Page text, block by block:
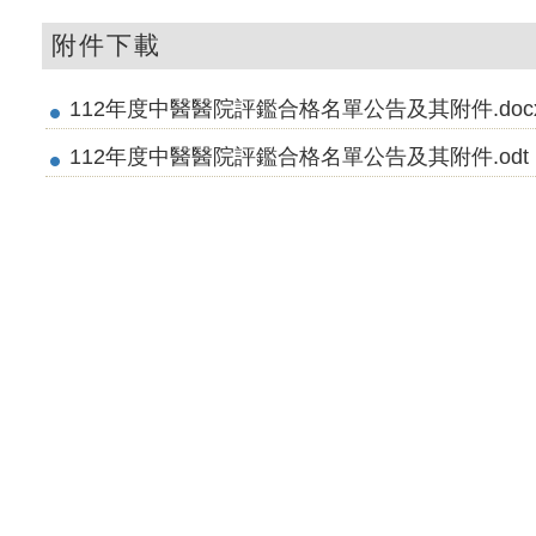
附件下載
112年度中醫醫院評鑑合格名單公告及其附件
112年度中醫醫院評鑑合格名單公告及其附件.odt